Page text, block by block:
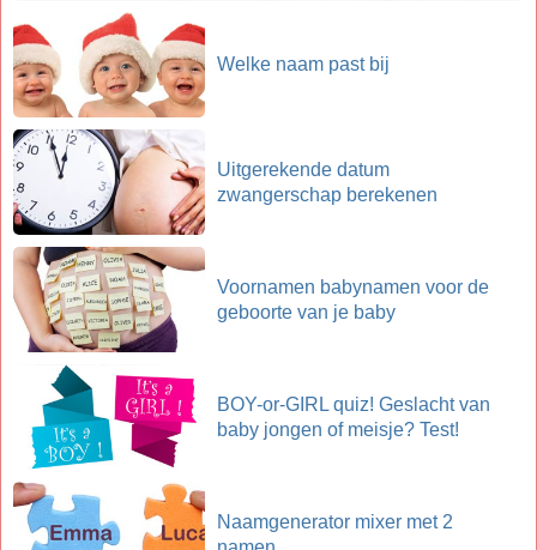
Welke naam past bij
Uitgerekende datum
zwangerschap berekenen
Voornamen babynamen voor de
geboorte van je baby
BOY-or-GIRL quiz! Geslacht van
baby jongen of meisje? Test!
Naamgenerator mixer met 2